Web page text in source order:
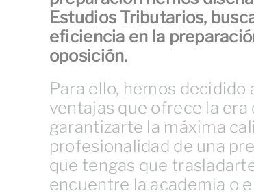
Estudios Tributarios,
eficiencia en la
oposición.
Para ello, hemos decidido
ventajas que ofrece la
garantizarte la máxima
profesionalidad de una
que tengas que
encuentre la academia o